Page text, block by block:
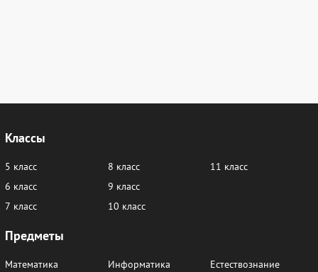
Классы
5 класс
6 класс
7 класс
8 класс
9 класс
10 класс
11 класс
Предметы
Математика
Информатика
Естествознание